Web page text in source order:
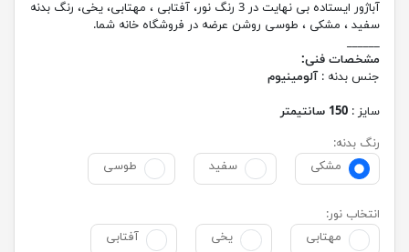
آباژور ایستاده بی نهایت در 3 رنگ نور، آفتابی ، مهتابی، یخی، رنگ بدنه
سفید ، مشکی ، طوسی روشن عرضه در فروشگاه خانه شما.
______
مشخصات فنی:
جنس بدنه :آلومینیوم
سایز : 150 سانتیمتر
رنگ بدنه:
مشکی
سفید طوسی
انتخاب نور:
مهتابی
یخی آفتابی